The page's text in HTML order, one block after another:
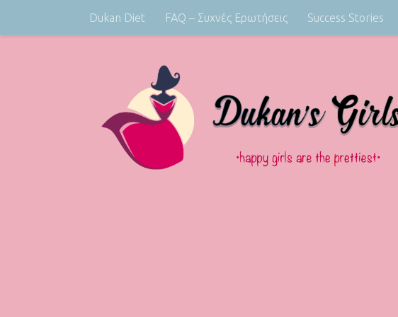
Skip to contentDukan Diet FAQ – Συχνές Ερωτήσεις Success Stories